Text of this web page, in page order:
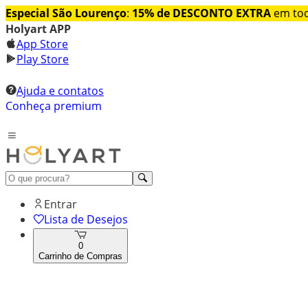
Especial São Lourenço: 15% de DESCONTO EXTRA em
Holyart APP
App Store
Play Store
Ajuda e contatos
Conheça premium
Entrar
Lista de Desejos
0
Carrinho de Compras